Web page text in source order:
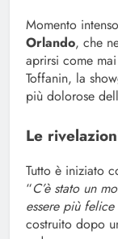
Momento
Orlando, che
aprirsi come
Toffanin, la
più dolorose
Le
Tutto è iniziato
“C’è stato un
essere più felice
costruito dopo